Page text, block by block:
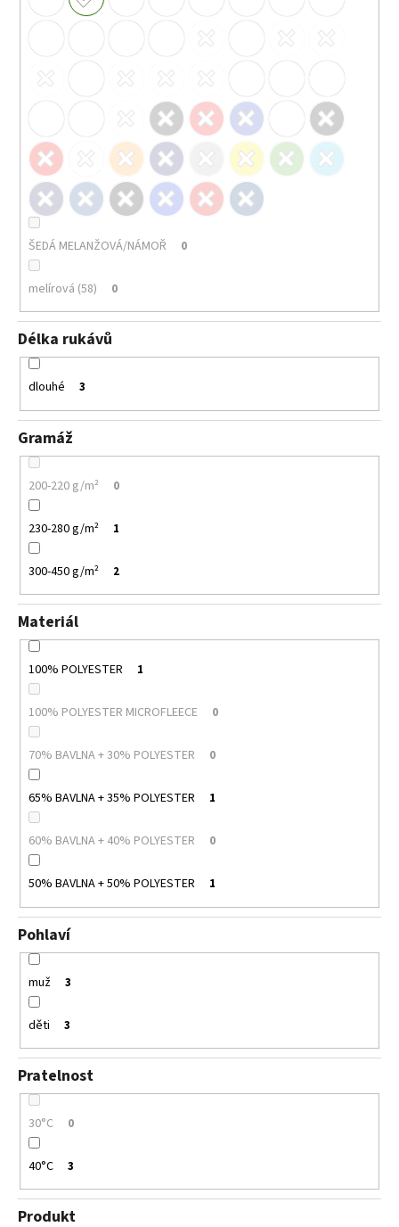
ŠEDÁ MELANŽOVÁ/NÁMOŘ 0
melírová (58) 0
Délka rukávů
dlouhé 3
Gramáž
200-220 g/m² 0
230-280 g/m² 1
300-450 g/m² 2
Materiál
100% POLYESTER 1
100% POLYESTER MICROFLEECE 0
70% BAVLNA + 30% POLYESTER 0
65% BAVLNA + 35% POLYESTER 1
60% BAVLNA + 40% POLYESTER 0
50% BAVLNA + 50% POLYESTER 1
Pohlaví
muž 3
děti 3
Pratelnost
30°C 0
40°C 3
Produkt